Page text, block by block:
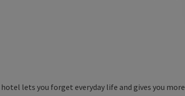
lets you forget everyday life and gives you more